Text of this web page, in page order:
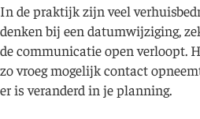
In de praktijk zijn veel
denken bij een datumwijziging,
de communicatie open verloopt.
zo vroeg mogelijk contact
er is veranderd in je planning.